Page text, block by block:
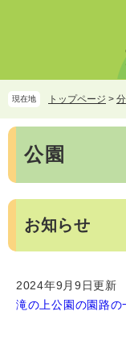
頭
で
す。
飛
ば
し
文
現在地 トップページ >
本
公園
お知らせ
2024年9月9日更新
滝の上公園の園路の